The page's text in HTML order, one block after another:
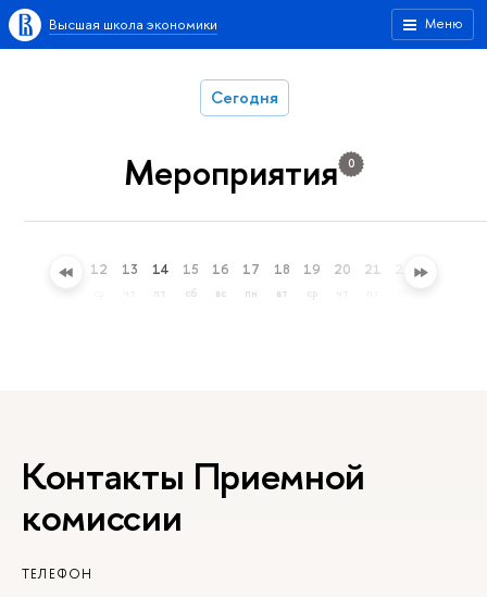
Меню
Высшая школа экономики
Сегодня
Мероприятия 0
11 12 13 14
пт
15
сб
16
вс
17
пн
18
вт
19
ср
20 21 23
Контакты Приемной
комиссии
ТЕЛЕФОН